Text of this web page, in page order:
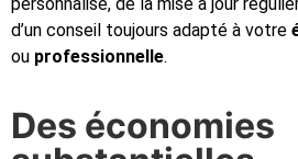
d’un conseil toujours adapté à votre
ou professionnelle.
Des économies